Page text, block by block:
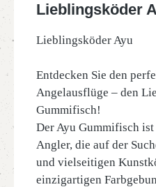
Lieblingsköder
Lieblingsköder Ayu
Entdecken Sie den
Angelausflüge – den
Gummifisch!
Der Ayu Gummifisch
Angler, die auf der
und vielseitigen
einzigartigen